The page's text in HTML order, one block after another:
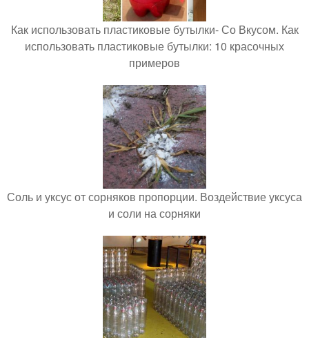
Как использовать пластиковые бутылки- Со Вкусом. Как
использовать пластиковые бутылки: 10 красочных
примеров
Соль и уксус от сорняков пропорции. Воздействие уксуса
и соли на сорняки